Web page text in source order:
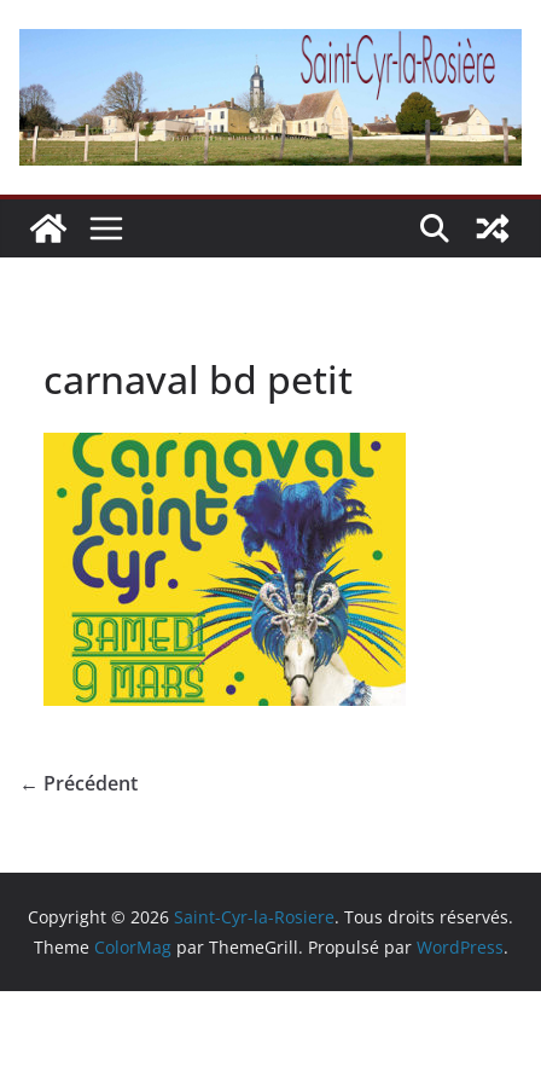
contenu
carnaval bd petit
← Précédent
Copyright © 2026 Saint-Cyr-la-Rosiere. Tous droits réservés.
Theme ColorMagpar ThemeGrill. Propulsé par WordPress.